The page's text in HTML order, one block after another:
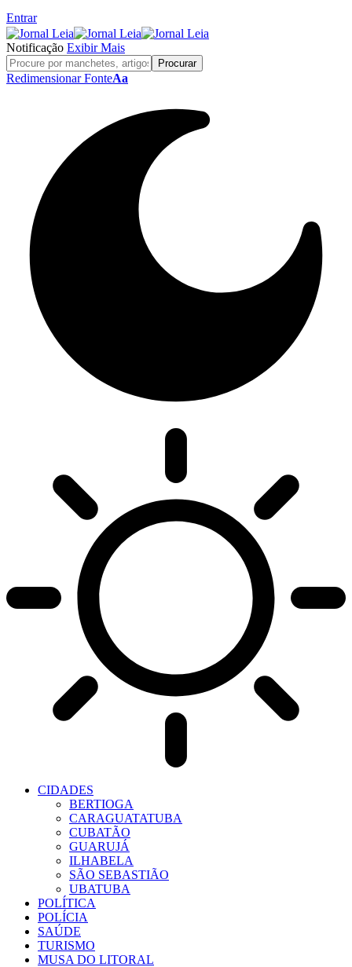
Entrar
Notificação Exibir Mais
Redimensionar FonteAa
CIDADES
BERTIOGA
CARAGUATATUBA
CUBATÃO
GUARUJÁ
ILHABELA
SÃO SEBASTIÃO
UBATUBA
POLÍTICA
POLÍCIA
SAÚDE
TURISMO
MUSA DO LITORAL